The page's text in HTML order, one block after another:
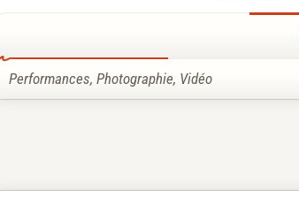
Performances, Photographie, Vidéo